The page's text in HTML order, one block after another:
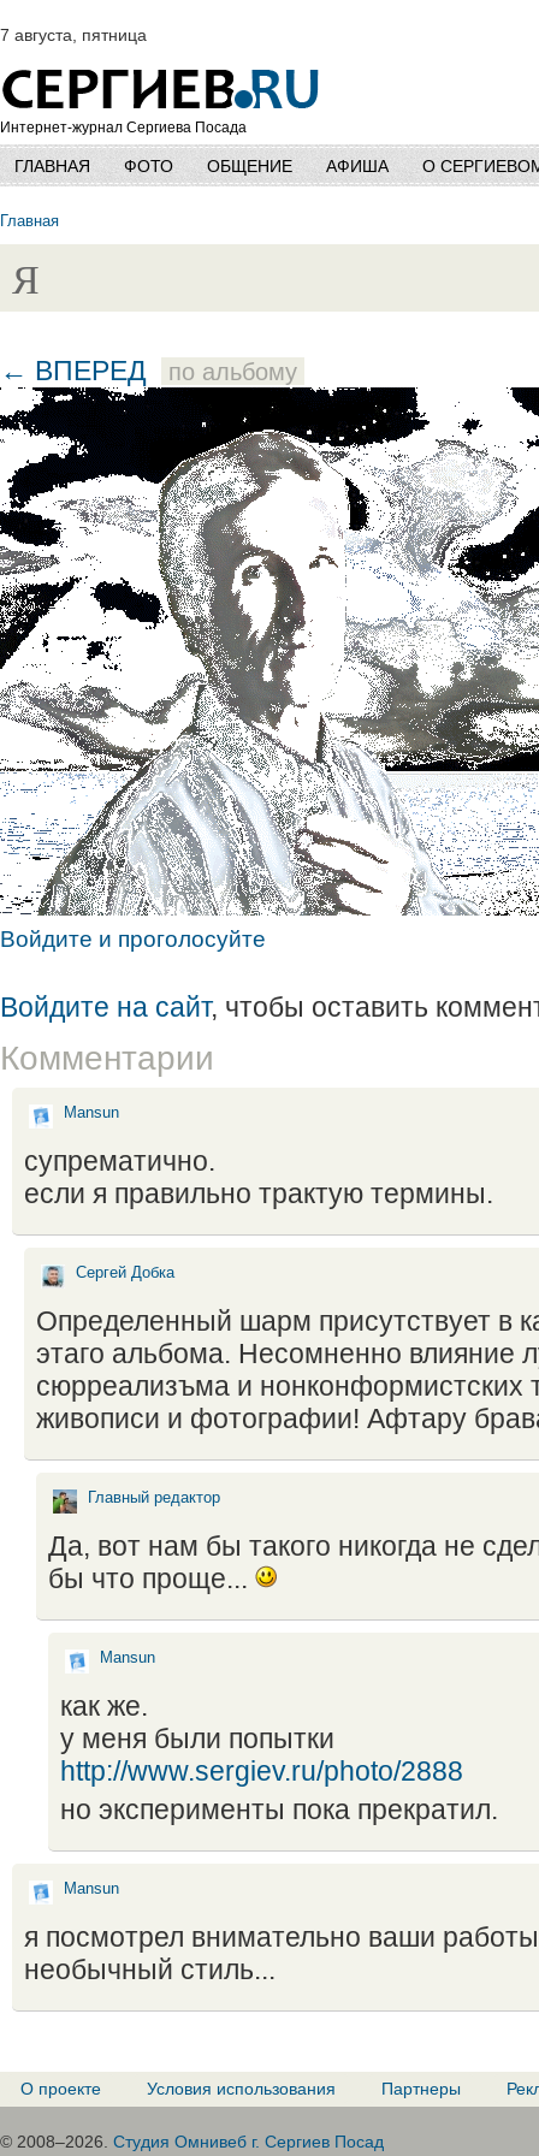
7 августа, пятница
Интернет-журнал Сергиева Посада
ГЛАВНАЯ ФОТО ОБЩЕНИЕ АФИША О
Главная
Я
← ВПЕРЕД по альбому
Войдите и проголосуйте
Войдите на сайт, чтобы оставить
Комментарии
Mansun
супрематично.
если я правильно трактую термины.
Сергей Добка
Определенный шарм присутствует в
этаго альбома. Несомненно влияние
сюрреализъма и нонконформистских
живописи и фотографии! Афтару
Главный редактор
Да, вот нам бы такого никогда не
бы что проще...
Mansun
как же.
у меня были попытки
http://www.sergiev.ru/photo/2888
но эксперименты пока прекратил.
Mansun
я посмотрел внимательно ваши
необычный стиль...
О проекте Условия использования Партнеры
© 2008–2026. Студия Омнивеб г. Сергиев Посад